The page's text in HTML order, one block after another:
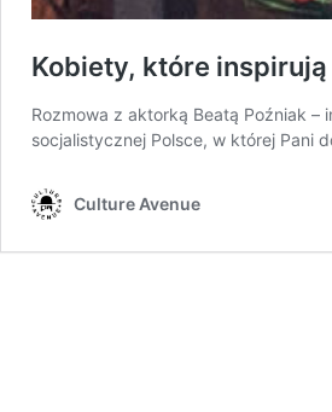
Kobiety, które inspirują
Rozmowa z aktorką Beatą Poźniak –
socjalistycznej Polsce, w której Pani
Culture Avenue